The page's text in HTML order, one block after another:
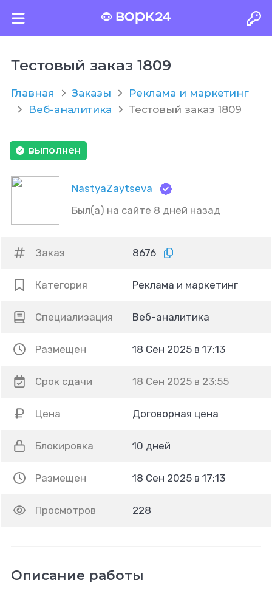
Тестовый заказ 1809
Главная Заказы
Реклама и маркетинг
Веб-аналитика
Тестовый заказ 1809
NastyaZaytseva
Был(а) на сайте 8 дней назад
выполнен
Заказ 8676
Категория Реклама и маркетинг
Специализация Веб-аналитика
Размещен 18 Сен 2025 в 17:13
Срок сдачи 18 Сен 2025 в 23:55
Цена Договорная цена
Блокировка 10 дней
Размещен 18 Сен 2025 в 17:13
Просмотров 228
Описание работы